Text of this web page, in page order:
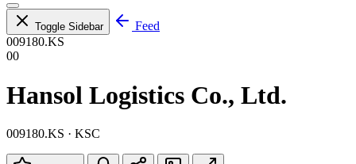
Toggle Sidebar
Feed
009180.KS
00
Hansol Logistics Co., Ltd.
009180.KS · KSC